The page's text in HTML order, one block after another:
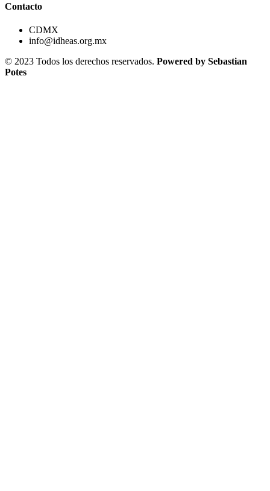
Contacto
CDMX
info@idheas.org.mx
© 2023 Todos los derechos reservados. Powered by Sebastian
Potes